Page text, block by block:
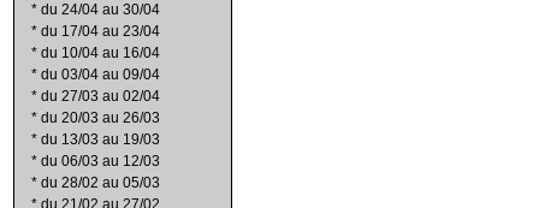
* du 24/04 au 30/04
* du 17/04 au 23/04
* du 10/04 au 16/04
* du 03/04 au 09/04
* du 27/03 au 02/04
* du 20/03 au 26/03
* du 13/03 au 19/03
* du 06/03 au 12/03
* du 28/02 au 05/03
* du 21/02 au 27/02